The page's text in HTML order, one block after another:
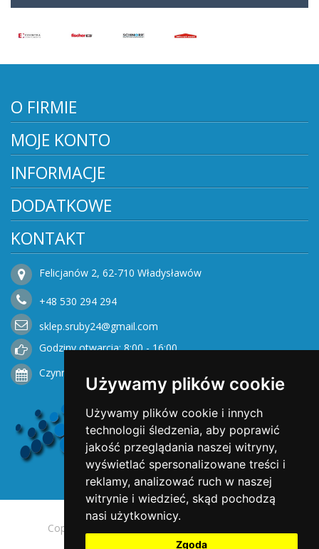
Używamy plików cookie
Używamy plików cookie i innych
technologii śledzenia, aby poprawić
jakość przeglądania naszej witryny,
wyświetlać spersonalizowane treści i
reklamy, analizować ruch w naszej
witrynie i wiedzieć, skąd pochodzą
nasi użytkownicy.
Zgoda
O FIRMIE
MOJE KONTO
INFORMACJE
DODATKOWE
KONTAKT
Felicjanów 2, 62-710 Władysławów
+48 530 294 294
sklep.sruby24@gmail.com
Godziny otwarcia: 8:00 - 16:00
Czynne od Poniedziałku do Piątku
Copyright © 2025 Opengreen. All rights reserved.